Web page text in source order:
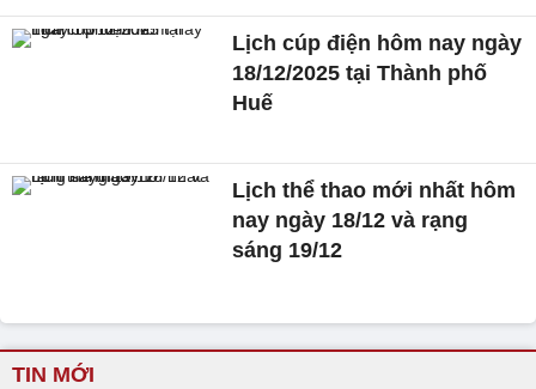
Lịch cúp điện hôm nay ngày
18/12/2025 tại Thành phố
Huế
Lịch thể thao mới nhất hôm
nay ngày 18/12 và rạng
sáng 19/12
TIN MỚI